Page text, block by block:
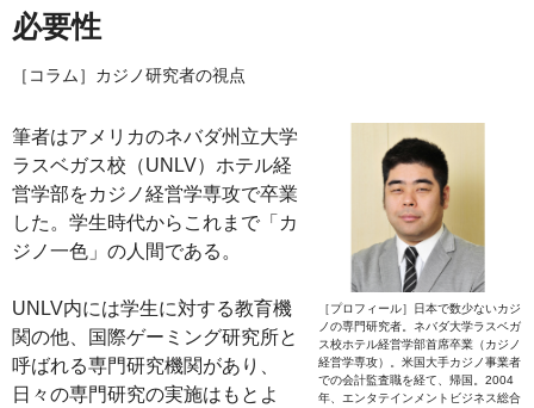
必要性
［コラム］カジノ研究者の視点
［プロフィール］日本で数少ないカジ
ノの専門研究者。ネバダ大学ラスベガ
ス校ホテル経営学部首席卒業（カジノ
経営学専攻）。米国大手カジノ事業者
での会計監査職を経て、帰国。2004
年、エンタテインメントビジネス総合
筆者はアメリカのネバダ州立大学
ラスベガス校（UNLV）ホテル経
営学部をカジノ経営学専攻で卒業
した。学生時代からこれまで「カ
ジノ一色」の人間である。
UNLV内には学生に対する教育機
関の他、国際ゲーミング研究所と
呼ばれる専門研究機関があり、
日々の専門研究の実施はもとよ